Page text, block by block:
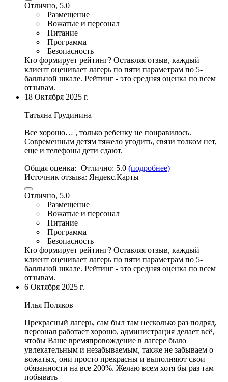
Отлично, 5.0
Размещение
Вожатые и персонал
Питание
Программа
Безопасность
Кто формирует рейтинг? Оставляя отзыв, каждый
клиент оценивает лагерь по пяти параметрам по 5-
балльной шкале. Рейтинг - это средняя оценка по всем
отзывам.
18 Октября 2025 г.
Татьяна Грудинина
Все хорошо… , только ребенку не понравилось.
Современным детям тяжело угодить, связи толком нет,
еще и телефоны дети сдают.
Общая оценка: Отлично: 5.0 (подробнее)
Источник отзыва: Яндекс.Карты
Отлично, 5.0
Размещение
Вожатые и персонал
Питание
Программа
Безопасность
Кто формирует рейтинг? Оставляя отзыв, каждый
клиент оценивает лагерь по пяти параметрам по 5-
балльной шкале. Рейтинг - это средняя оценка по всем
отзывам.
6 Октября 2025 г.
Илья Поляков
Прекрасный лагерь, сам был там несколько раз подряд,
персонал работает хорошо, администрация делает всë,
чтобы Ваше времяпровождение в лагере было
увлекательным и незабываемым, также не забываем о
вожатых, они просто прекрасны и выполняют свои
обязанности на все 200%. Желаю всем хотя бы раз там
побывать